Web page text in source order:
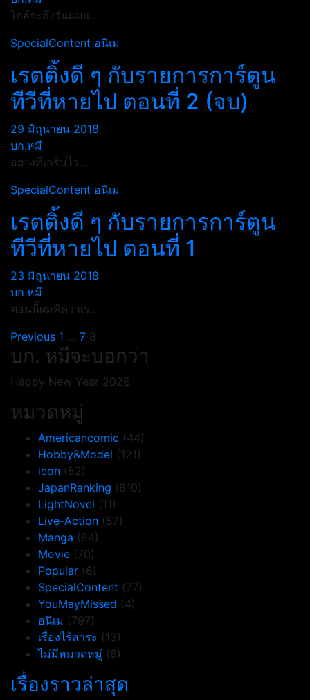
ใกล้จะถึงวันแม่แ…
SpecialContent อนิเม
เรตติ้งดี ๆ กับรายการการ์ตูน
ทีวีที่หายไป ตอนที่ 2 (จบ)
29 มิถุนายน 2018
บก.หมี
อย่างที่เกริ่นไว…
SpecialContent อนิเม
เรตติ้งดี ๆ กับรายการการ์ตูน
ทีวีที่หายไป ตอนที่ 1
23 มิถุนายน 2018
บก.หมี
ตอนนี้ผมคิดว่าเร…
Posts
pagination
Previous 1 … 7 8
บก. หมีจะบอกว่า
Happy New Year 2026
หมวดหมู่
Americancomic (44)
Hobby&Model (121)
icon (52)
JapanRanking (810)
LightNovel (11)
Live-Action (57)
Manga (84)
Movie (70)
Popular (6)
SpecialContent (77)
YouMayMissed (4)
อนิเม (797)
เรื่องไร้สาระ (13)
ไม่มีหมวดหมู่ (6)
เรื่องราวล่าสุด